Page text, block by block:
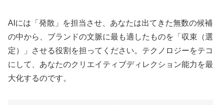
AIには「発散」を担当させ、あなたは出てきた無数の候補
の中から、ブランドの文脈に最も適したものを「収束（選
定）」させる役割を担ってください。テクノロジーをテコ
にして、あなたのクリエイティブディレクション能力を最
大化するのです。